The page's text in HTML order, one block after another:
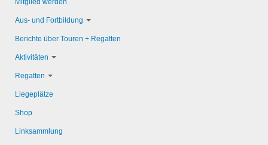
Mitglied werden
Aus- und Fortbildung
Berichte über Touren + Regatten
Aktivitäten
Regatten
Liegeplätze
Shop
Linksammlung